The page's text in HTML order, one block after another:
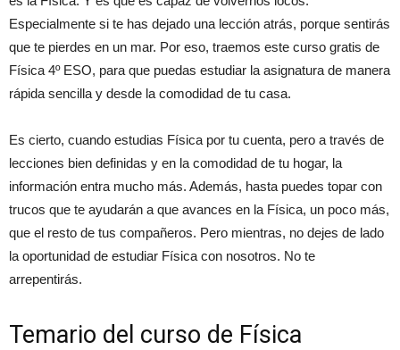
Especialmente si te has dejado una lección atrás, porque sentirás
que te pierdes en un mar. Por eso, traemos este curso gratis de
Física 4º ESO, para que puedas estudiar la asignatura de manera
rápida sencilla y desde la comodidad de tu casa.
Es cierto, cuando estudias Física por tu cuenta, pero a través de
lecciones bien definidas y en la comodidad de tu hogar, la
información entra mucho más. Además, hasta puedes topar con
trucos que te ayudarán a que avances en la Física, un poco más,
que el resto de tus compañeros. Pero mientras, no dejes de lado
la oportunidad de estudiar Física con nosotros. No te
arrepentirás.
Temario del curso de Física